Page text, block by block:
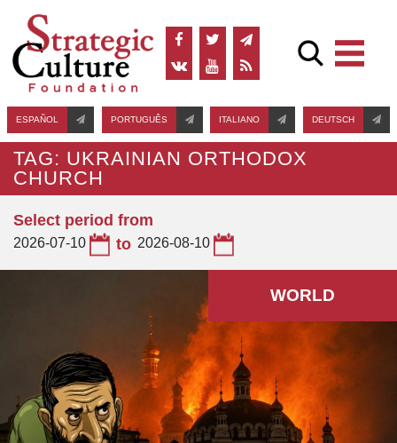
ESPAÑOL PORTUGUÊS ITALIANO DEUTSCH
TAG: UKRAINIAN ORTHODOX
CHURCH
Select period from
2026-07-10 to 2026-08-10
WORLD